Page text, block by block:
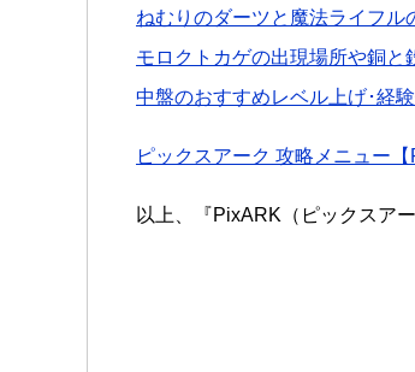
ねむりのダーツと魔法ライフル
モロクトカゲの出現場所や銅と
中盤のおすすめレベル上げ･経
ピックスアーク 攻略メニュー【
以上、『PixARK（ピックスア